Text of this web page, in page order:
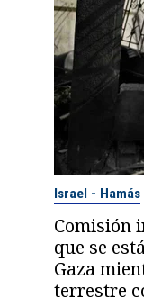
Israel - Hamás
Comisión
que se
Gaza
terrestre